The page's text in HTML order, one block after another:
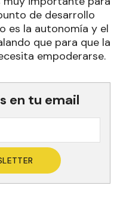
de desarrollo
es la autonomía y el
que para que la
empoderarse.
en tu email